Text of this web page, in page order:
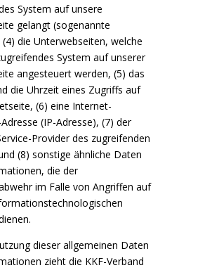
System auf unsere
gelangt (sogenannte
(4) die Unterwebseiten, welche
System auf unserer
angesteuert werden, (5) das
die Uhrzeit eines Zugriffs auf
(6) eine Internet-
(IP-Adresse), (7) der
Provider des zugreifenden
(8) sonstige ähnliche Daten
die der
im Falle von Angriffen auf
dieser allgemeinen Daten
zieht die KKF-Verband